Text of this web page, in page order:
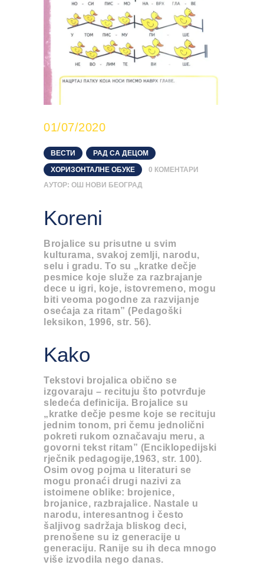
01/07/2020
ВЕСТИ РАД СА ДЕЦОМ
ХОРИЗОНТАЛНЕ ОБУКЕ
0 КОМЕНТАРИ
АУТОР: ОШ НОВИ БЕОГРАД
Koreni
Brojalice su prisutne u svim
kulturama, svakoj zemlji, narodu,
selu i gradu. То su „kratke dečje
pesmice koje služe za razbrajanje
dece u igri, koje, istovremeno, mogu
biti veoma pogodne za razvijanje
osećaja za ritam” (Pedagoški
leksikon, 1996, str. 56).
Kako
Tekstovi brojalica obično se
izgovaraju – recituju što potvrđuje
sledeća definicija. Brojalice su
„kratke dečje pesmе koje se recituju
jednim tonom, pri čemu jednolični
pokreti rukom označavaju meru, a
govorni tekst ritam” (Enciklopedijski
rječnik pedagogije,1963, str. 100).
Osim ovog pojma u literaturi se
mogu pronaći drugi nazivi za
istoimene oblike: brojenice,
brojanice, razbrajalice. Nastale u
narodu, interesantnog i često
šaljivog sadržaja bliskog deci,
prenošene su iz generacije u
generaciju. Ranije su ih deca mnogo
više izvodila nego danas.